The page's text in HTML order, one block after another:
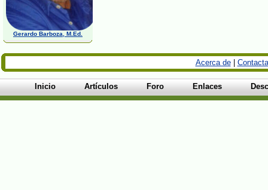
Gerardo Barboza, M.Ed.
Acerca de|
Inicio Artículos Foro Enlaces